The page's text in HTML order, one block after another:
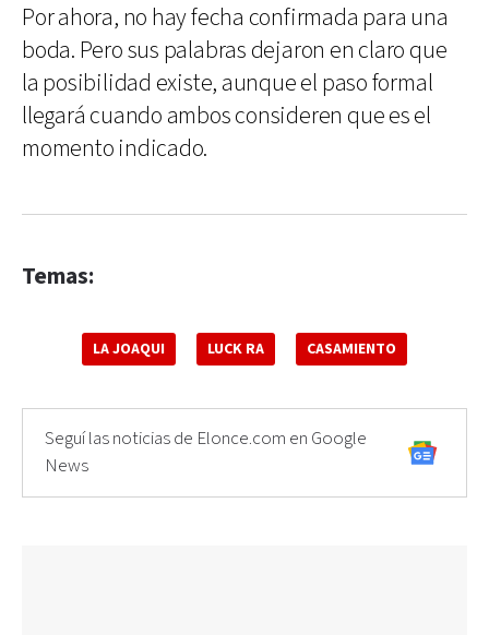
Por ahora, no hay fecha confirmada para una
boda. Pero sus palabras dejaron en claro que
la posibilidad existe, aunque el paso formal
llegará cuando ambos consideren que es el
momento indicado.
Temas:
LA JOAQUI LUCK RA CASAMIENTO
Seguí las noticias de Elonce.com en Google
News